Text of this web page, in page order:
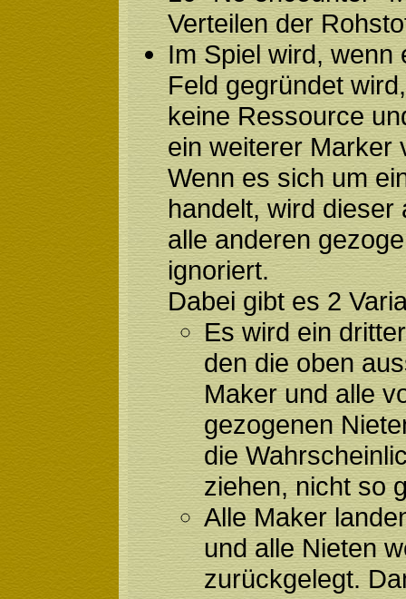
Verteilen der
Im Spiel wird, wenn
Feld gegründet
keine Ressource
ein weiterer Marker
Wenn es sich um
handelt, wird dieser
alle anderen
ignoriert.
Dabei gibt es 2
Es wird ein
den die oben
Maker und alle
gezogenen
die
ziehen, nicht so
Alle Maker
und alle Nieten
zurückgelegt.